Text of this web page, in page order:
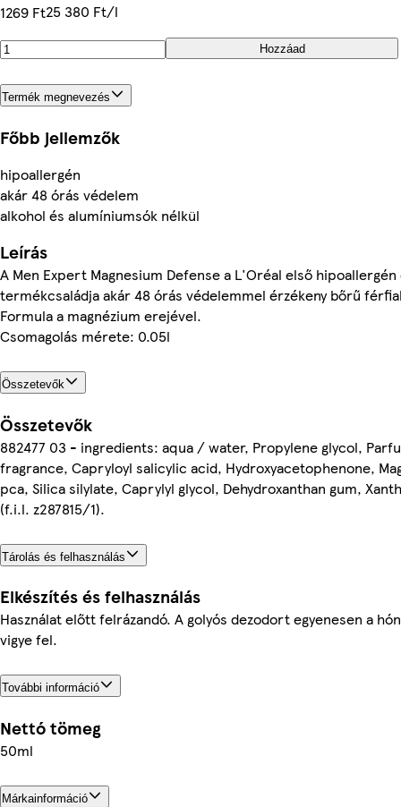
1269 Ft25 380 Ft/l
Hozzáad
Termék megnevezés
Főbb jellemzők
hipoallergén
akár 48 órás védelem
alkohol és alumíniumsók nélkül
Leírás
A Men Expert Magnesium Defense a L'Oréal első
termékcsaládja akár 48 órás védelemmel érzékeny bőrű
Formula a magnézium erejével.
Csomagolás mérete: 0.05l
Összetevők
Összetevők
882477 03 - ingredients: aqua / water, Propylene glycol,
fragrance, Capryloyl salicylic acid, Hydroxyacetophenone,
pca, Silica silylate, Caprylyl glycol, Dehydroxanthan gum,
(f.i.l. z287815/1).
Tárolás és felhasználás
Elkészítés és felhasználás
Használat előtt felrázandó. A golyós dezodort egyenesen a
vigye fel.
További információ
Nettó tömeg
50ml
Márkainformáció